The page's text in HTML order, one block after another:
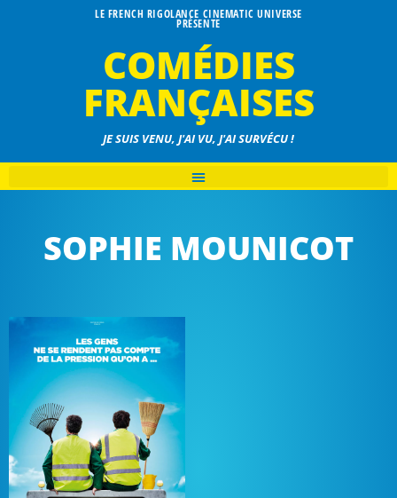
LE FRENCH RIGOLANCE CINEMATIC UNIVERSE
PRÉSENTE
COMÉDIES
FRANÇAISES
JE SUIS VENU, J'AI VU, J'AI SURVÉCU !
SOPHIE MOUNICOT